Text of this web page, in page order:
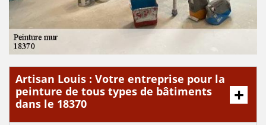
Artisan Louis : Votre entreprise pour la
peinture de tous types de bâtiments
dans le 18370